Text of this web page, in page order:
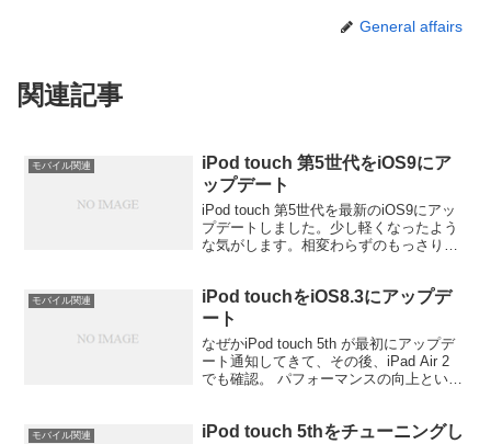
General affairs
関連記事
モバイル関連
iPod touch 第5世代をiOS9にア
ップデート
iPod touch 第5世代を最新のiOS9にアッ
プデートしました。少し軽くなったよう
な気がします。相変わらずのもっさりで
iPod touch 第6世代とは異なります。...
モバイル関連
iPod touchをiOS8.3にアップデ
ート
なぜかiPod touch 5th が最初にアップデ
ート通知してきて、その後、iPad Air 2
でも確認。 パフォーマンスの向上という
かったです。。 絵文字キーボー...
モバイル関連
iPod touch 5thをチューニングし